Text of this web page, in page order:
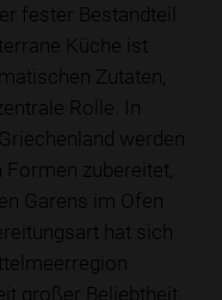
fester Bestandteil
Küche ist
Zutaten,
Rolle. In
werden
zubereitet,
Garens im Ofen
hat sich
großer Beliebtheit.